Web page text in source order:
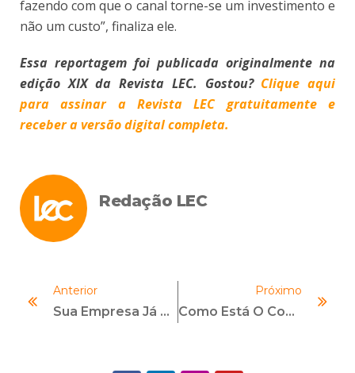
fazendo com que o canal torne-se um investimento e
não um custo”, finaliza ele.
Essa reportagem foi publicada originalmente na
edição XIX da Revista LEC. Gostou? Clique aqui
para assinar a Revista LEC gratuitamente e
receber a versão digital completa.
Redação LEC
Anterior
Sua Empresa Já Alocou Os Recursos Para Compliance Em 2018?
Próximo
Como Está O Compliance Sindical Frente Às Atuações Do MP E Da PF